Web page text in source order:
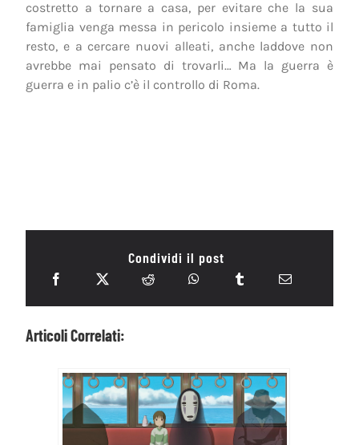
costretto a tornare a casa, per evitare che la sua
famiglia venga messa in pericolo insieme a tutto il
resto, e a cercare nuovi alleati, anche laddove non
avrebbe mai pensato di trovarli… Ma la guerra è
guerra e in palio c’è il controllo di Roma.
Condividi il post
Articoli Correlati: